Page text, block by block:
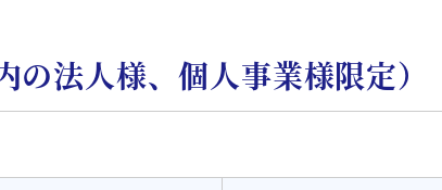
法人様、個人事業様限定）